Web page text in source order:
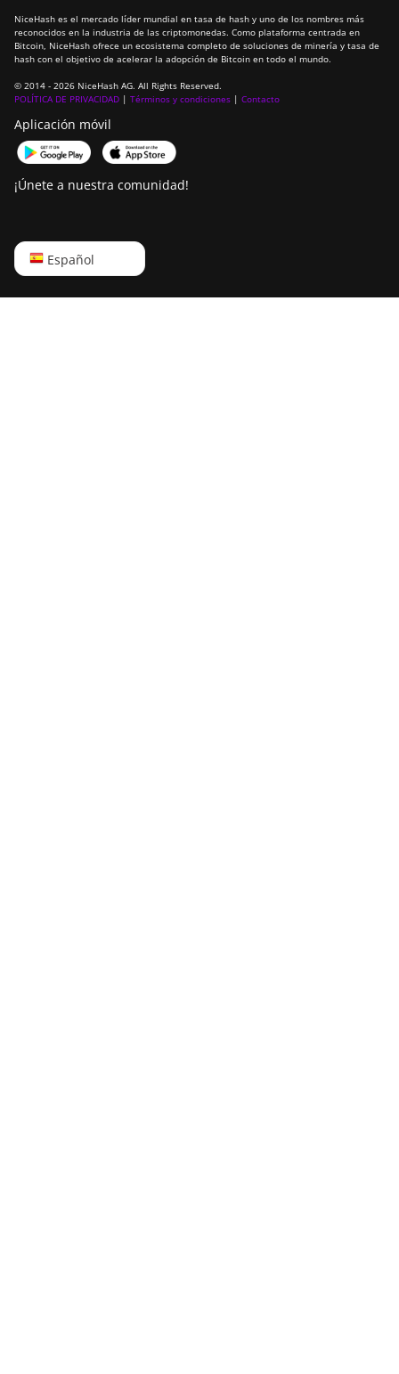
NiceHash es el mercado líder mundial en tasa de hash y uno de los nombres más
reconocidos en la industria de las criptomonedas. Como plataforma centrada en
Bitcoin, NiceHash ofrece un ecosistema completo de soluciones de minería y tasa de
hash con el objetivo de acelerar la adopción de Bitcoin en todo el mundo.
© 2014 - 2026 NiceHash AG. All Rights Reserved.
POLÍTICA DE PRIVACIDAD | Términos y condiciones | Contacto
Aplicación móvil
¡Únete a nuestra comunidad!
Español
English